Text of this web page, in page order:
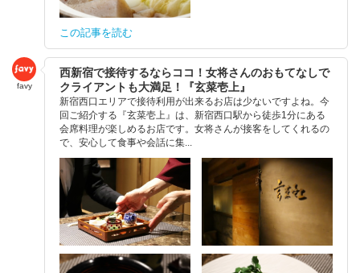
この記事を読む
favy
西新宿で接待するならココ！女将さんのおもてなしで
クライアントも大満足！『玄菜壱上』
新宿西口エリアで接待利用が出来るお店は少ないですよね。今
回ご紹介する『玄菜壱上』は、新宿西口駅から徒歩1分にある
会席料理が楽しめるお店です。女将さんが接客をしてくれるの
で、安心して食事や会話に集...